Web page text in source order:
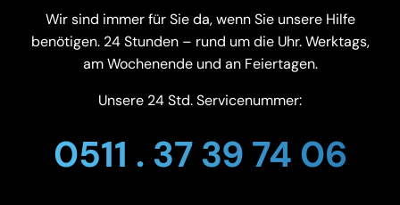
Wir sind immer für Sie da, wenn Sie unsere Hilfe
benötigen. 24 Stunden – rund um die Uhr. Werktags,
am Wochenende und an Feiertagen.
Unsere 24 Std. Servicenummer:
0511 . 37 39 74 06